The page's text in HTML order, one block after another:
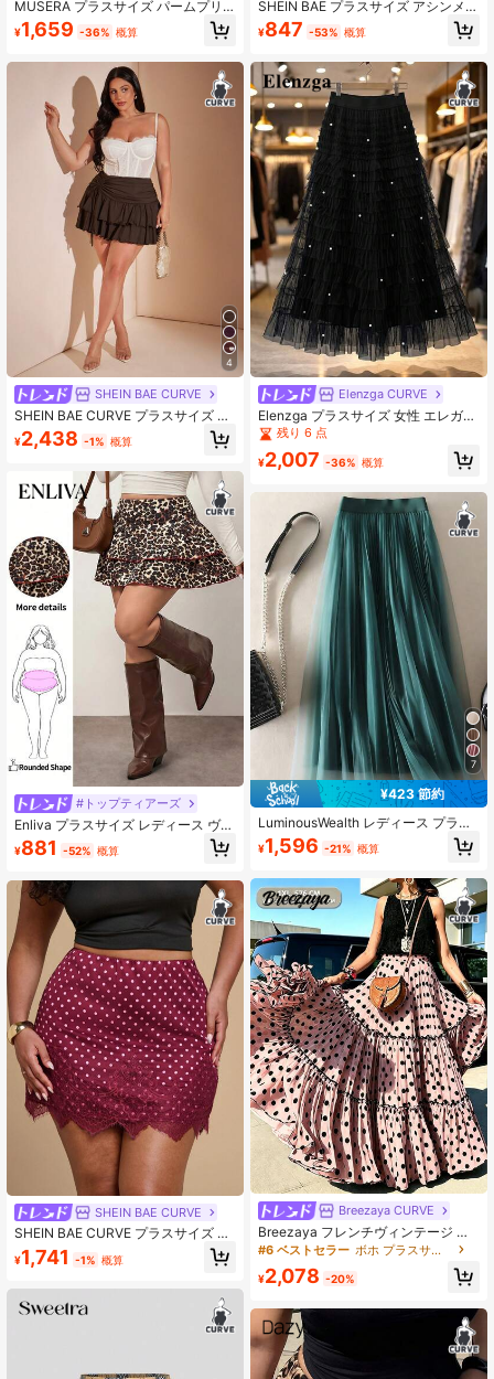
MUSERA プラスサイズ パームプリ
ント シフォン ラッフル レイヤード
ミニスカート イビサフェスティバル
レガントビーチ オブシディアン
¥1,659 -36% 概算
4
SHEIN BAE CURVE
SHEIN BAE CURVE プラスサイズ レ
ディース ブラウン ミニ フリルスカ
ート、エレガントでセクシーなスカ
勤、秋に適しています
¥2,438 -1% 概算
#トップティアーズ
Enliva プラスサイズ レディース ヴィ
ンテージ セクシー レオパード柄 パ
ッチワーク フリルヘム ミニスカート
ナイト、パーティー ボヘミアン
¥881 -52% 概算
SHEIN BAE CURVE
SHEIN BAE CURVE プラスサイズ レ
ディース ポルカドット柄 レースパッ
チワークスカート、バーガンディ 繊
¥1,741 -1% 概算
SHEIN BAE プラスサイズ アシンメト
リーヘム プリントスカート ウィズ
サッシュ
¥847 -53% 概算
Elenzga CURVE
Elenzga プラスサイズ 女性 エレガン
トビーズメッシュスカート
残り 6 点
¥2,007 -36% 概算
7
¥423 節約
LuminousWealth レディース プラス
サイズ エレガント プリーツメッシュ
Aラインスカート、カジュアルまたは
ンプルでエレガント | ポリエステル
メッシュスカート、オールシーズン
対応、デイリー、ホリデー、パーテ
ィーの必需品
¥1,596 -21% 概算
Breezaya CURVE
Breezaya フレンチヴィンテージ ピ
ンク&ブラック水玉柄 レイヤード フ
ークデザイン、ブラックフリルトリ
ームのある傘型裾ラインでドラマチ
ックな視覚効果、プラスサイズスカ
ート
#6 ベストセラー ボホ プラスサイズのスカート
¥2,078 -20%